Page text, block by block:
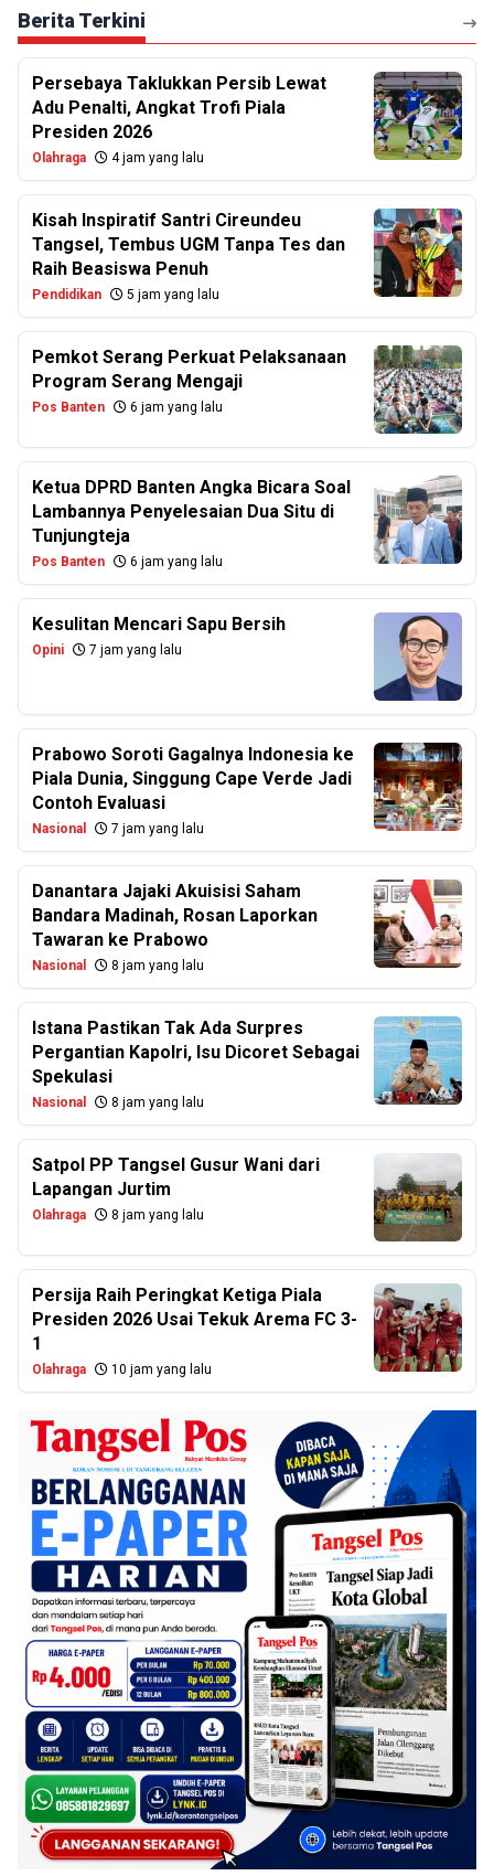
Berita Terkini
Persebaya Taklukkan Persib Lewat
Adu Penalti, Angkat Trofi Piala
Presiden 2026
Olahraga 4 jam yang lalu
Kisah Inspiratif Santri Cireundeu
Tangsel, Tembus UGM Tanpa Tes dan
Raih Beasiswa Penuh
Pendidikan 5 jam yang lalu
Pemkot Serang Perkuat Pelaksanaan
Program Serang Mengaji
Pos Banten 6 jam yang lalu
Ketua DPRD Banten Angka Bicara Soal
Lambannya Penyelesaian Dua Situ di
Tunjungteja
Pos Banten 6 jam yang lalu
Kesulitan Mencari Sapu Bersih
Opini 7 jam yang lalu
Prabowo Soroti Gagalnya Indonesia ke
Piala Dunia, Singgung Cape Verde Jadi
Contoh Evaluasi
Nasional 7 jam yang lalu
Danantara Jajaki Akuisisi Saham
Bandara Madinah, Rosan Laporkan
Tawaran ke Prabowo
Nasional 8 jam yang lalu
Istana Pastikan Tak Ada Surpres
Pergantian Kapolri, Isu Dicoret Sebagai
Spekulasi
Nasional 8 jam yang lalu
Satpol PP Tangsel Gusur Wani dari
Lapangan Jurtim
Olahraga 8 jam yang lalu
Persija Raih Peringkat Ketiga Piala
Presiden 2026 Usai Tekuk Arema FC 3-
1
Olahraga 10 jam yang lalu